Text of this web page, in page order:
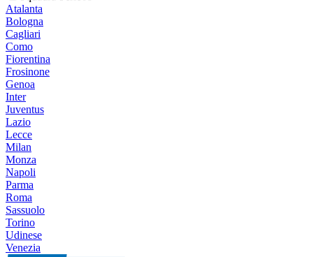
Atalanta
Bologna
Cagliari
Como
Fiorentina
Frosinone
Genoa
Inter
Juventus
Lazio
Lecce
Milan
Monza
Napoli
Parma
Roma
Sassuolo
Torino
Udinese
Venezia